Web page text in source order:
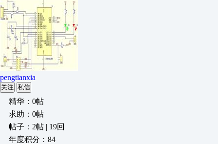
pengtianxia
关注 私信
精华：0帖
求助：0帖
帖子：2帖 | 19回
年度积分：84